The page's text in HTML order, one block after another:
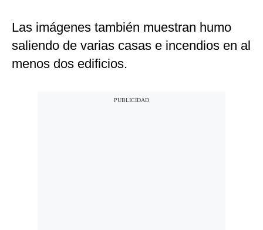
Las imágenes también muestran humo
saliendo de varias casas e incendios en al
menos dos edificios.